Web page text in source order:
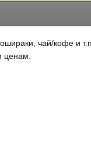
чай/кофе и
ценам.